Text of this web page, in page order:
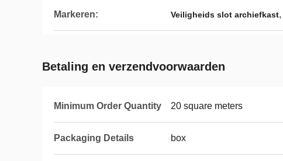
Markeren: Veiligheids slot archiefkast,
Betaling en verzendvoorwaarden
Minimum Order Quantity 20 square meters
Packaging Details box